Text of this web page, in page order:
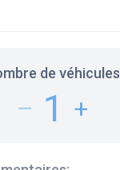
de véhicules
– 1 +